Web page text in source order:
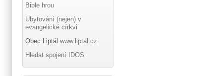
Bible hrou
Ubytování (nejen) v
evangelické církvi
Obec Liptál www.liptal.cz
Hledat spojení IDOS